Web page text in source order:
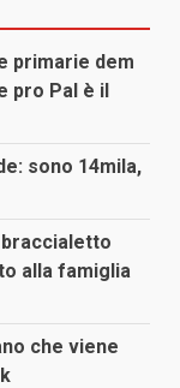
primarie dem
pro Pal è il
sono 14mila,
braccialetto
alla famiglia
che viene